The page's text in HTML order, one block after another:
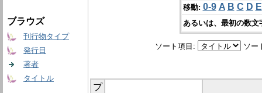
ブラウズ
刊行物タイプ
発行日
著者
タイトル
移動: 0-9 A B C D E
あるいは、最初の数
ソート項目: ソー
プ